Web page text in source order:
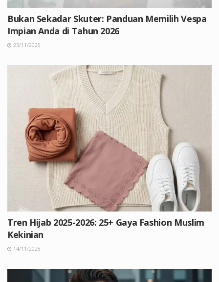
Bukan Sekadar Skuter: Panduan Memilih Vespa
Impian Anda di Tahun 2026
23/11/2025
Tren Hijab 2025-2026: 25+ Gaya Fashion Muslim
Kekinian
14/11/2025